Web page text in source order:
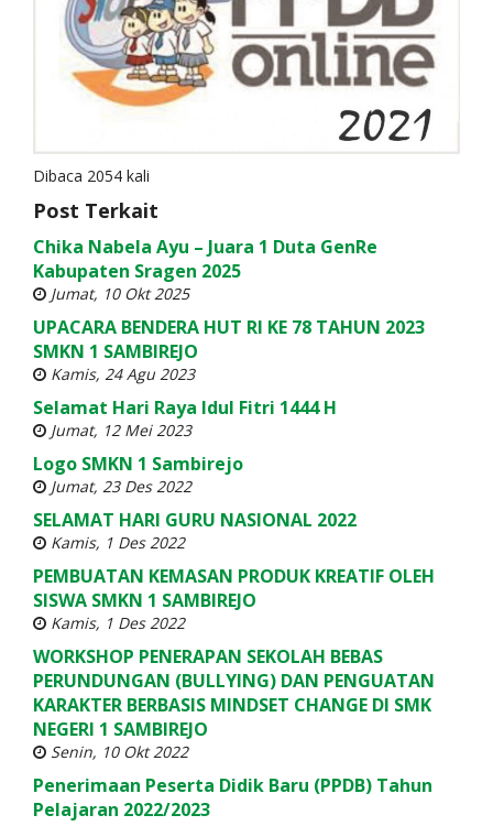
Dibaca 2054 kali
Post Terkait
Chika Nabela Ayu – Juara 1 Duta GenRe
Kabupaten Sragen 2025
Jumat, 10 Okt 2025
UPACARA BENDERA HUT RI KE 78 TAHUN 2023
SMKN 1 SAMBIREJO
Kamis, 24 Agu 2023
Selamat Hari Raya Idul Fitri 1444 H
Jumat, 12 Mei 2023
Logo SMKN 1 Sambirejo
Jumat, 23 Des 2022
SELAMAT HARI GURU NASIONAL 2022
Kamis, 1 Des 2022
PEMBUATAN KEMASAN PRODUK KREATIF OLEH
SISWA SMKN 1 SAMBIREJO
Kamis, 1 Des 2022
WORKSHOP PENERAPAN SEKOLAH BEBAS
PERUNDUNGAN (BULLYING) DAN PENGUATAN
KARAKTER BERBASIS MINDSET CHANGE DI SMK
NEGERI 1 SAMBIREJO
Senin, 10 Okt 2022
Penerimaan Peserta Didik Baru (PPDB) Tahun
Pelajaran 2022/2023